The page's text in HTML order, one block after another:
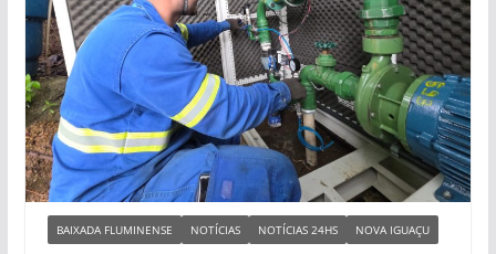
BAIXADA FLUMINENSE NOTÍCIAS NOTÍCIAS 24HS NOVA IGUAÇU